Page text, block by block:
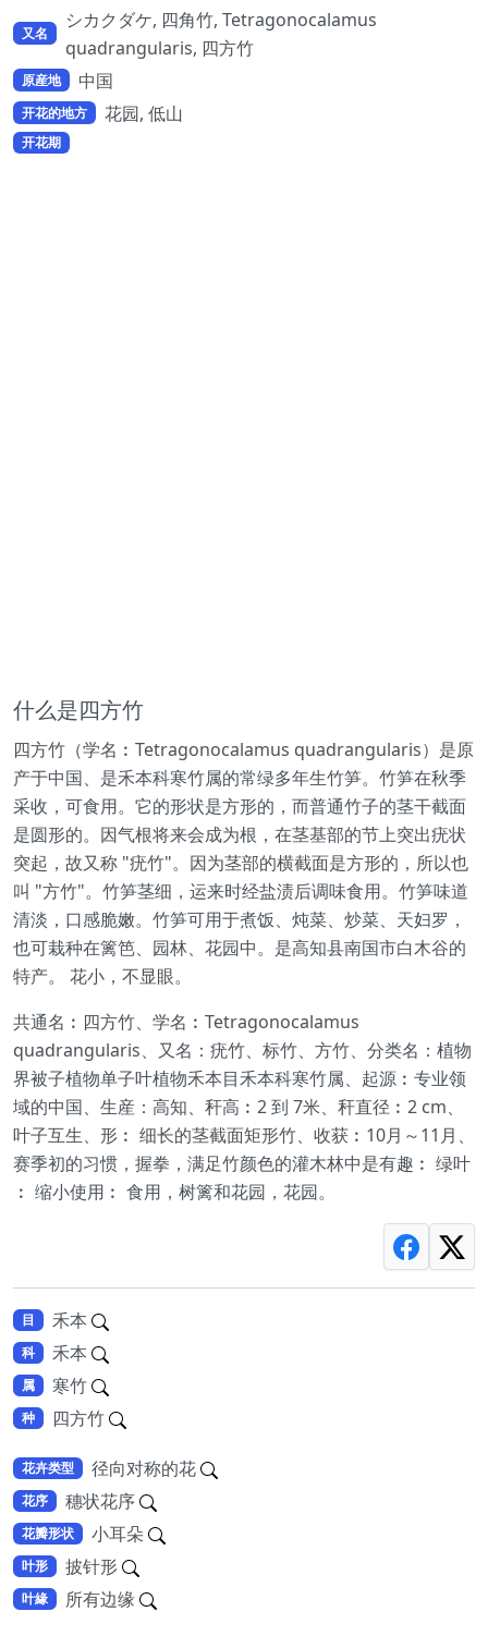
又名
シカクダケ, 四角竹, Tetragonocalamus
quadrangularis, 四方竹
原産地 中国
开花的地方 花园, 低山
开花期
什么是四方竹
四方竹（学名︰Tetragonocalamus quadrangularis）是原
产于中国、是禾本科寒竹属的常绿多年生竹笋。竹笋在秋季
采收，可食用。它的形状是方形的，而普通竹子的茎干截面
是圆形的。因气根将来会成为根，在茎基部的节上突出疣状
突起，故又称 "疣竹"。因为茎部的横截面是方形的，所以也
叫 "方竹"。竹笋茎细，运来时经盐渍后调味食用。竹笋味道
清淡，口感脆嫩。竹笋可用于煮饭、炖菜、炒菜、天妇罗，
也可栽种在篱笆、园林、花园中。是高知县南国市白木谷的
特产。 花小，不显眼。
共通名︰四方竹、学名︰Tetragonocalamus
quadrangularis、又名：疣竹、标竹、方竹、分类名：植物
界被子植物单子叶植物禾本目禾本科寒竹属、起源︰专业领
域的中国、生産：高知、秆高︰2 到 7米、秆直径︰2 cm、
叶子互生、形︰ 细长的茎截面矩形竹、收获︰10月～11月、
赛季初的习惯，握拳，满足竹颜色的灌木林中是有趣︰ 绿叶
︰ 缩小使用︰ 食用，树篱和花园，花园。
目 禾本
科 禾本
属 寒竹
种 四方竹
花卉类型 径向对称的花
花序 穗状花序
花瓣形状 小耳朵
叶形 披针形
叶緣 所有边缘